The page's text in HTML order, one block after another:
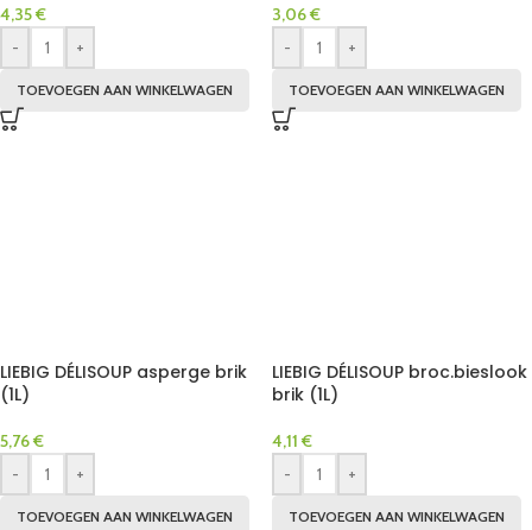
4,35€
-
+
TOEVOEGEN AAN WINKELWAGEN
3,06€
-
+
TOEVOEGEN AAN WINKELWAGEN
LIEBIG DÉLISOUP asperge brik
(1L)
5,76€
-
+
TOEVOEGEN AAN WINKELWAGEN
LIEBIG DÉLISOUP broc.bieslook
brik (1L)
4,11 €
-
+
TOEVOEGEN AAN WINKELWAGEN